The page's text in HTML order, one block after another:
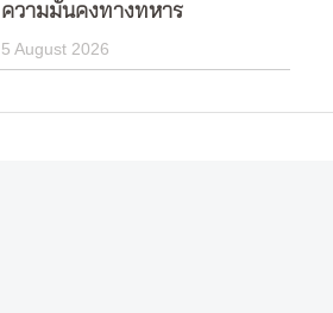
ความมั่นคงทางทหาร
5 August 2026